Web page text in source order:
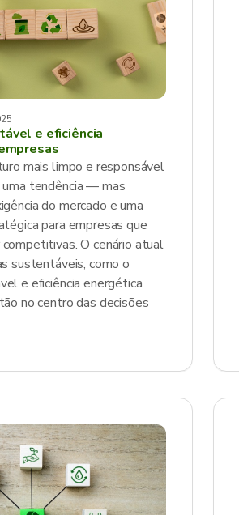
e eficiência
mais limpo e responsável
uma tendência — mas
do mercado e uma
para empresas que
O cenário atual
sustentáveis, como o
e eficiência energética
no centro das decisões